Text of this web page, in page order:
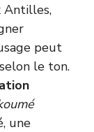
Antilles,
peut
le ton.
une